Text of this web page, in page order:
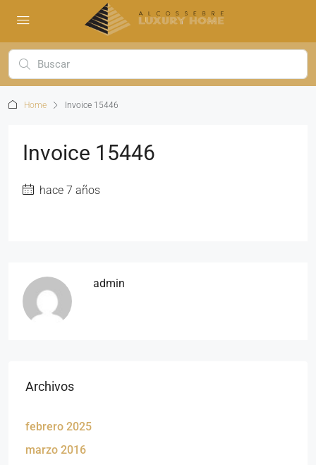
Home Invoice 15446
Invoice 15446
hace 7 años
admin
Archivos
febrero 2025
marzo 2016